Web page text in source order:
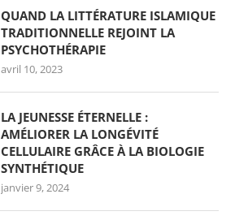
QUAND LA LITTÉRATURE ISLAMIQUE
TRADITIONNELLE REJOINT LA
PSYCHOTHÉRAPIE
avril 10, 2023
LA JEUNESSE ÉTERNELLE :
AMÉLIORER LA LONGÉVITÉ
CELLULAIRE GRÂCE À LA BIOLOGIE
SYNTHÉTIQUE
janvier 9, 2024